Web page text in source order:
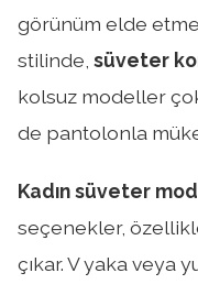
görünüm elde
stilinde, süveter
kolsuz modeller
de pantolonla
Kadın süveter
seçenekler,
çıkar. V yaka veya